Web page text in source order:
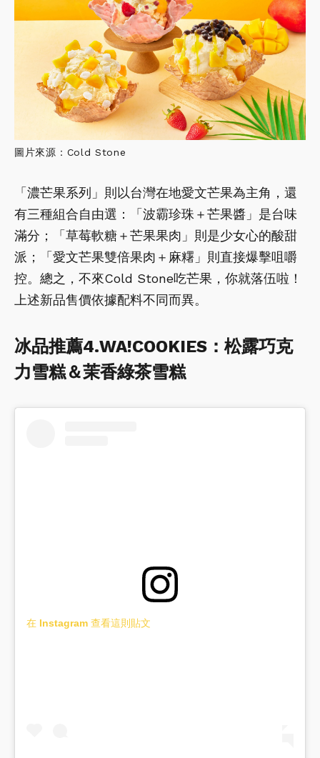
圖片來源：Cold Stone
「濃芒果系列」則以台灣在地愛文芒果為主角，還
有三種組合自由選：「波霸珍珠＋芒果醬」是台味
滿分；「草莓軟糖＋芒果果肉」則是少女心的酸甜
派；「愛文芒果雙倍果肉＋麻糬」則直接爆擊咀嚼
控。總之，不來Cold Stone吃芒果，你就落伍啦！
上述新品售價依據配料不同而異。
冰品推薦4.WA!COOKIES：松露巧克
力雪糕＆茉香綠茶雪糕
在 Instagram 查看這則貼文